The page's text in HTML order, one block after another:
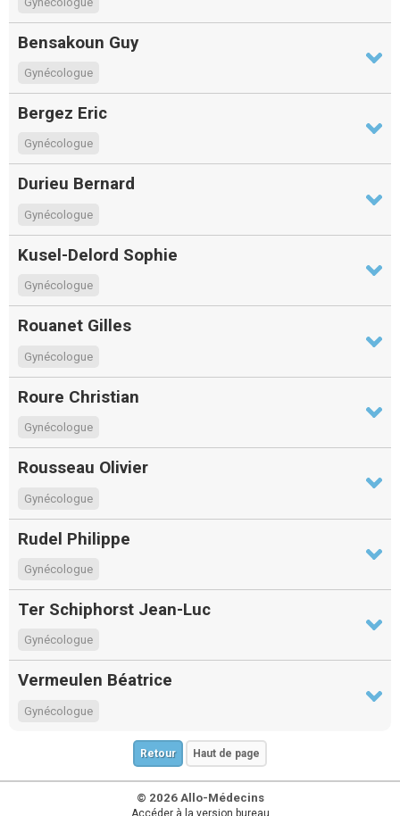
Bensakoun Guy
Gynécologue
Bergez Eric
Gynécologue
Durieu Bernard
Gynécologue
Kusel-Delord Sophie
Gynécologue
Rouanet Gilles
Gynécologue
Roure Christian
Gynécologue
Rousseau Olivier
Gynécologue
Rudel Philippe
Gynécologue
Ter Schiphorst Jean-Luc
Gynécologue
Vermeulen Béatrice
Gynécologue
Retour Haut de page
© 2026 Allo-Médecins
Accéder à la version bureau